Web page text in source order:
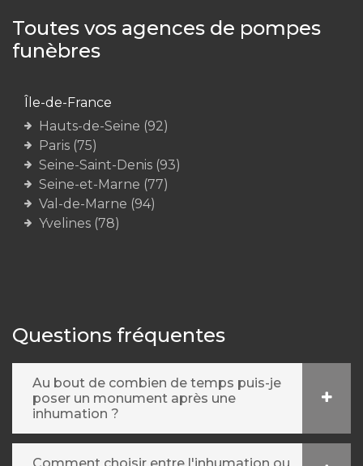
Toutes vos agences de pompes
funèbres
Île-de-France
Hauts-de-Seine (92)
Paris (75)
Seine-Saint-Denis (93)
Seine-et-Marne (77)
Val-de-Marne (94)
Yvelines (78)
Questions fréquentes
Au bout de combien de temps puis-je
poser un monument après une
inhumation ?